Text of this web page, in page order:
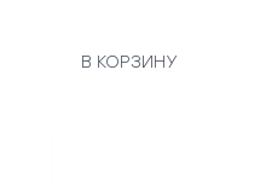
В КОРЗИНУ